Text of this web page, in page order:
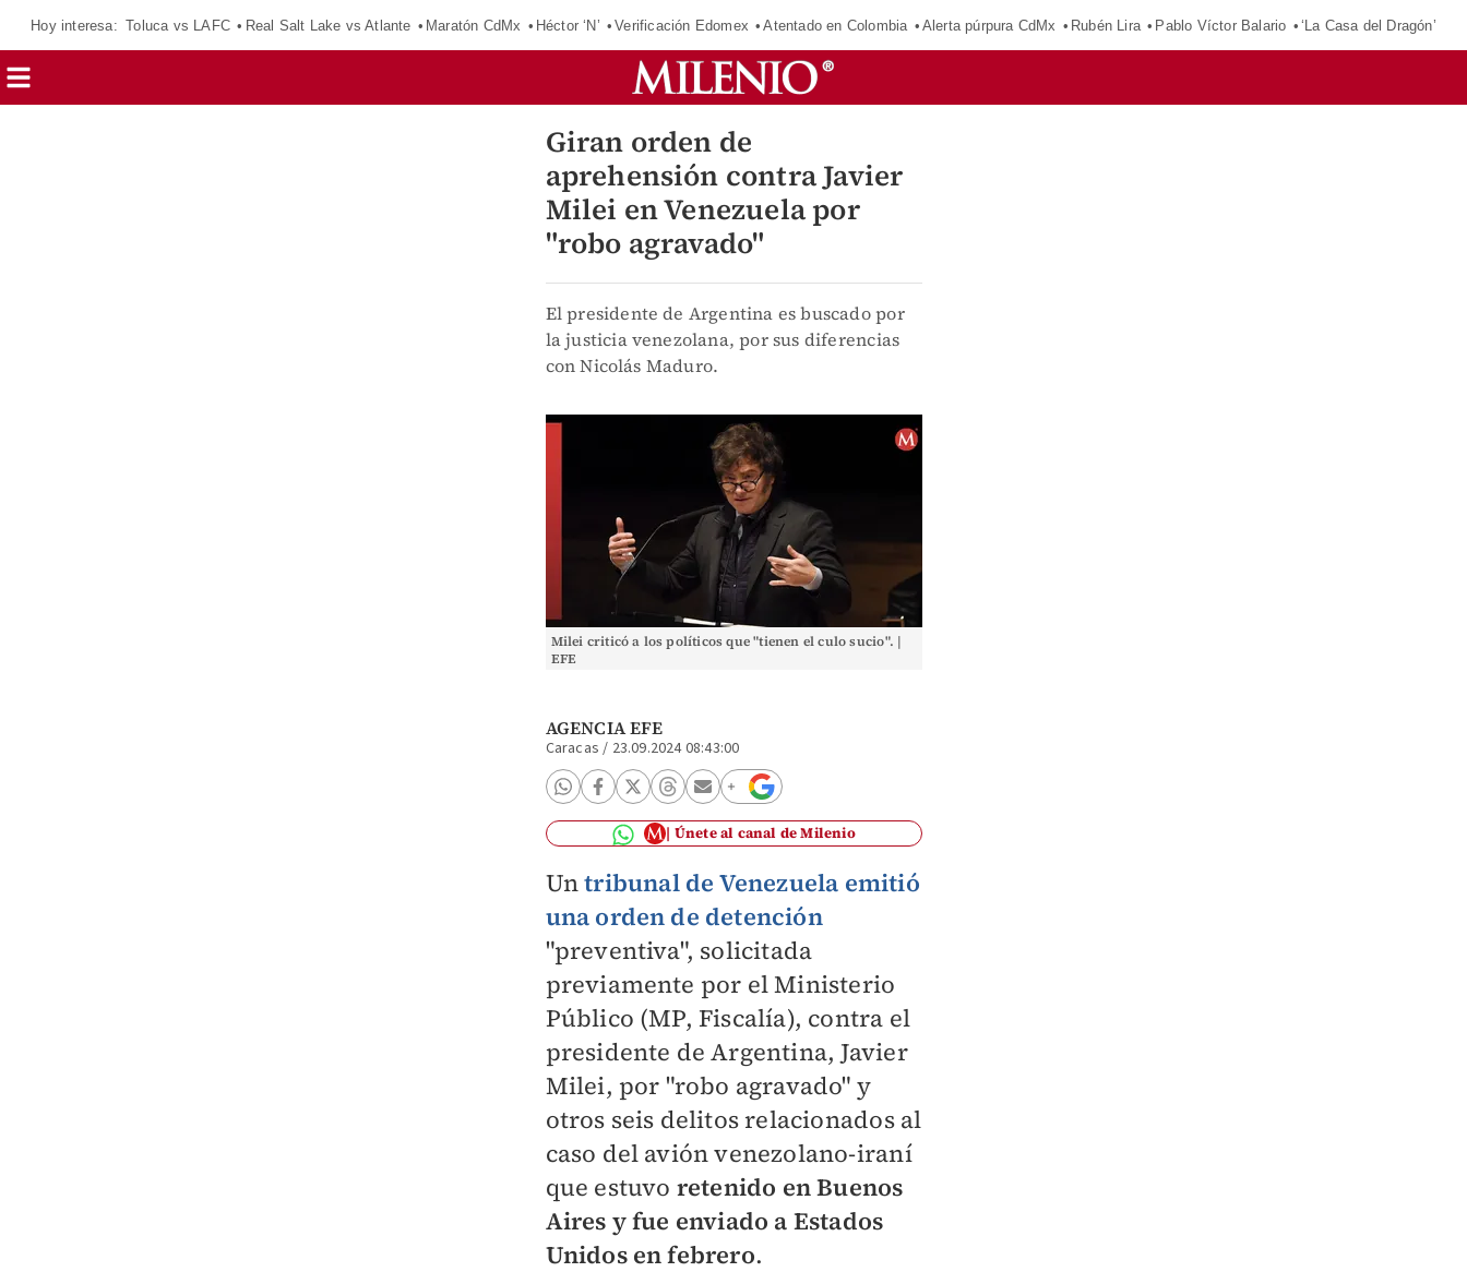
Hoy interesa: Toluca vs LAFC Real Salt Lake vs Atlante Maratón CdMx Héctor ‘N’ Verificación Edomex Atentado en Colombia Alerta púrpura CdMx Rubén Lira Pablo Víctor Balario ‘La Casa del Dragón’
Giran orden de
aprehensión contra Javier
Milei en Venezuela por
"robo agravado"
El presidente de Argentina es buscado por
la justicia venezolana, por sus diferencias
con Nicolás Maduro.
Milei criticó a los políticos que "tienen el culo sucio". |
EFE
AGENCIA EFE
Caracas / 23.09.2024 08:43:00
Únete al canal de Milenio
Untribunal de Venezuela emitió
una orden de detención
"preventiva", solicitada
previamente por el Ministerio
Público (MP, Fiscalía), contra el
presidente de Argentina, Javier
Milei, por "robo agravado" y
otros seis delitos relacionados al
caso del avión venezolano-iraní
que estuvo retenido en Buenos
Aires y fue enviado a Estados
Unidos en febrero.